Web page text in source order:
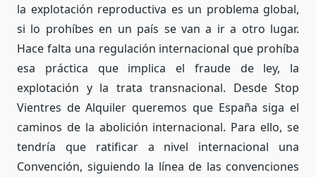
la explotación reproductiva es un problema global,
si lo prohíbes en un país se van a ir a otro lugar.
Hace falta una regulación internacional que prohíba
esa práctica que implica el fraude de ley, la
explotación y la trata transnacional. Desde Stop
Vientres de Alquiler queremos que España siga el
caminos de la abolición internacional. Para ello, se
tendría que ratificar a nivel internacional una
Convención, siguiendo la línea de las convenciones